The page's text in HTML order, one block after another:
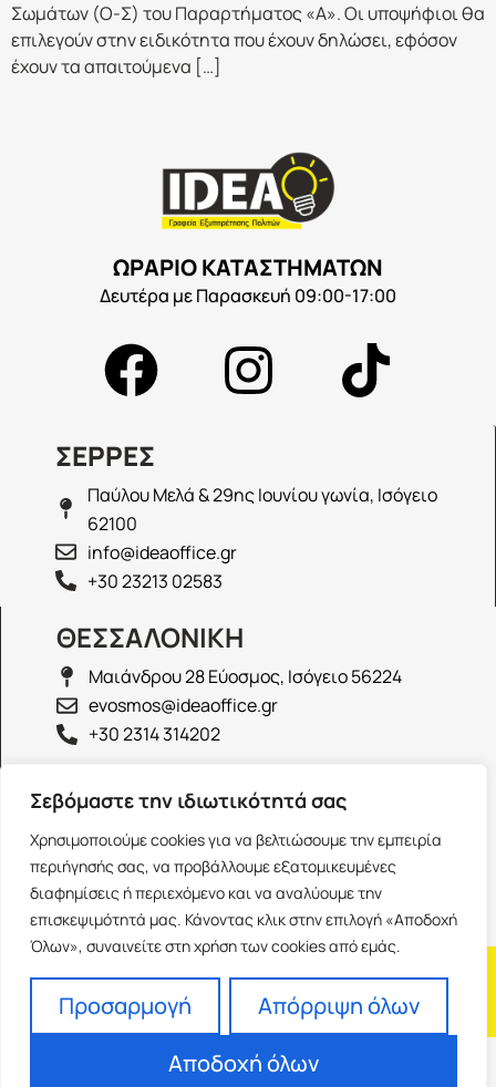
Σεβόμαστε την ιδιωτικότητά σας
Χρησιμοποιούμε cookies για να βελτιώσουμε την εμπειρία
περιήγησής σας, να προβάλλουμε εξατομικευμένες
διαφημίσεις ή περιεχόμενο και να αναλύουμε την
επισκεψιμότητά μας. Κάνοντας κλικ στην επιλογή «Αποδοχή
Όλων», συναινείτε στη χρήση των cookies από εμάς.
Προσαρμογή
Απόρριψη όλων
Αποδοχή όλων
Σωμάτων (Ο-Σ) του Παραρτήματος «Α». Οι υποψήφιοι θα
επιλεγούν στην ειδικότητα που έχουν δηλώσει, εφόσον
έχουν τα απαιτούμενα […]
ΩΡΑΡΙΟ ΚΑΤΑΣΤΗΜΑΤΩΝ
Δευτέρα με Παρασκευή 09:00-17:00
ΣΕΡΡΕΣ
Παύλου Μελά & 29ης Ιουνίου γωνία, Ισόγειο
62100
info@ideaoffice.gr
+30 23213 02583
ΘΕΣΣΑΛΟΝΙΚΗ
Μαιάνδρου 28 Εύοσμος, Ισόγειο 56224
evosmos@ideaoffice.gr
+30 2314 314202
ΙΩΑΝΝΙΝΑ
Γεώργιου Καραϊσκάκη 38, Ισόγειο 45444
ioannina@ideaoffice.gr
+30 26516 08616
Franchise
Όροι Χρήσης
Powered by